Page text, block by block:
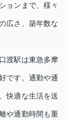
ョンまで、様々
広さ、築年数な
渡駅は東急多摩
です。通勤や通
快適な生活を送
や通勤時間も重